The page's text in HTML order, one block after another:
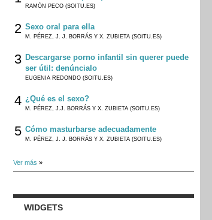
RAMÓN PECO (SOITU.ES)
2 Sexo oral para ella
M. PÉREZ, J. J. BORRÁS Y X. ZUBIETA (SOITU.ES)
3 Descargarse porno infantil sin querer puede
ser útil: denúncialo
EUGENIA REDONDO (SOITU.ES)
4 ¿Qué es el sexo?
M. PÉREZ, J.J. BORRÁS Y X. ZUBIETA (SOITU.ES)
5 Cómo masturbarse adecuadamente
M. PÉREZ, J. J. BORRÁS Y X. ZUBIETA (SOITU.ES)
Ver más »
WIDGETS